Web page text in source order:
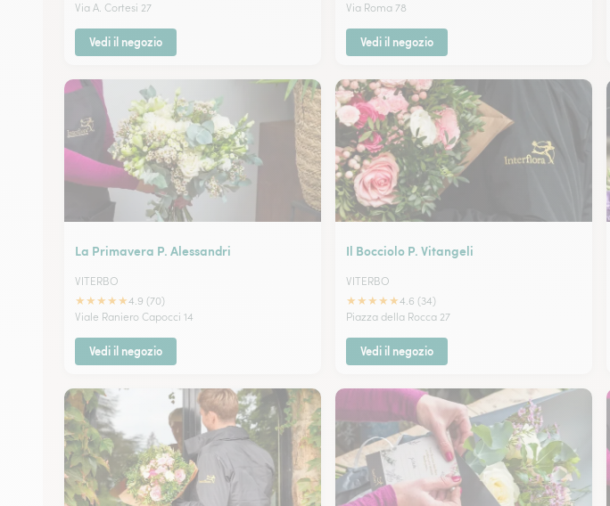
Via A. Cortesi 27
Vedi il negozio
Via Roma 78
Vedi il negozio
La Primavera P. Alessandri
VITERBO
★★★★★4.9 (70)
Viale Raniero Capocci 14
Vedi il negozio
Il Bocciolo P. Vitangeli
VITERBO
★★★★★4.6 (34)
Piazza della Rocca 27
Vedi il negozio